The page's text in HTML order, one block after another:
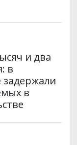
и два
в
задержали
в